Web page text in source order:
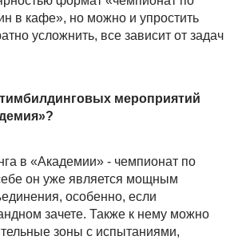
в кафе», но можно и упростить
усложнить, все зависит от задач
мероприятий
в «Академии» - чемпионат по
он уже является мощным
особенно, если
зачете. Также к нему можно
зоны с испытаниями,